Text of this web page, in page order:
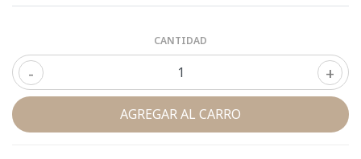
CANTIDAD
+
-